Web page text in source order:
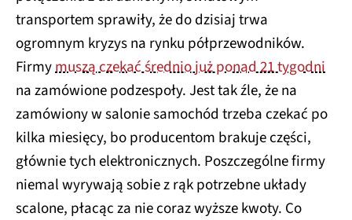
transportem sprawiły, że do dzisiaj trwa
ogromnym kryzys na rynku półprzewodników.
Firmymuszą czekać średnio już ponad 21 tygodni
na zamówione podzespoły. Jest tak źle, że na
zamówiony w salonie samochód trzeba czekać po
kilka miesięcy, bo producentom brakuje części,
głównie tych elektronicznych. Poszczególne firmy
niemal wyrywają sobie z rąk potrzebne układy
scalone, płacąc za nie coraz wyższe kwoty. Co